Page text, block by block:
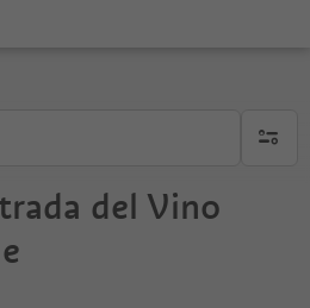
del Vino